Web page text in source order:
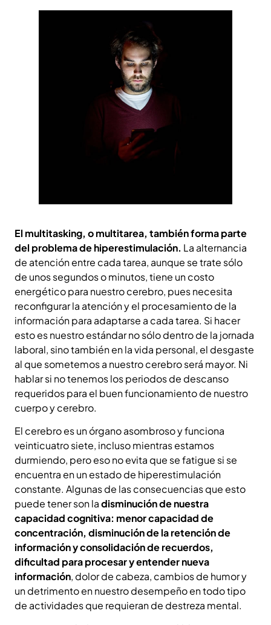
El multitasking, o multitarea, también forma parte
del problema de hiperestimulación. La alternancia
de atención entre cada tarea, aunque se trate sólo
de unos segundos o minutos, tiene un costo
energético para nuestro cerebro, pues necesita
reconfigurar la atención y el procesamiento de la
información para adaptarse a cada tarea. Si hacer
esto es nuestro estándar no sólo dentro de la jornada
laboral, sino también en la vida personal, el desgaste
al que sometemos a nuestro cerebro será mayor. Ni
hablar si no tenemos los periodos de descanso
requeridos para el buen funcionamiento de nuestro
cuerpo y cerebro.
El cerebro es un órgano asombroso y funciona
veinticuatro siete, incluso mientras estamos
durmiendo, pero eso no evita que se fatigue si se
encuentra en un estado de hiperestimulación
constante. Algunas de las consecuencias que esto
puede tener son ladisminución de nuestra
capacidad cognitiva: menor capacidad de
concentración, disminución de la retención de
información y consolidación de recuerdos,
dificultad para procesar y entender nueva
información, dolor de cabeza, cambios de humor y
un detrimento en nuestro desempeño en todo tipo
de actividades que requieran de destreza mental.